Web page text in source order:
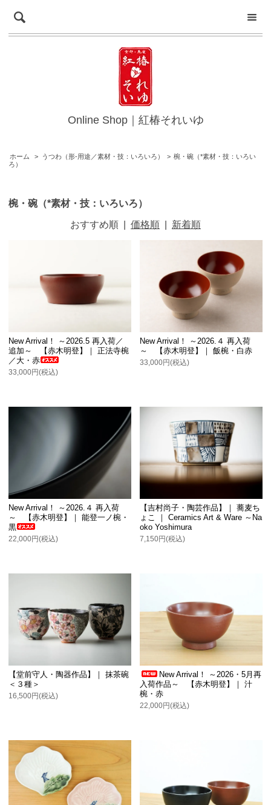
Online Shop｜紅椿それいゆ
ホーム > うつわ（形-用途／素材・技：いろいろ） > 椀・碗（*素材・技：いろい
ろ）
椀・碗（*素材・技：いろいろ）
おすすめ順 価格順 新着順
New Arrival！ ～2026.5 再入荷／
追加～ 【赤木明登】｜ 正法寺椀
／大・赤
33,000円(税込)
New Arrival！ ～2026.４ 再入荷
～ 【赤木明登】｜ 飯椀・白赤
33,000円(税込)
New Arrival！ ～2026.４ 再入荷
～ 【赤木明登】｜ 能登一ノ椀・
黒
22,000円(税込)
【吉村尚子・陶芸作品】｜ 蕎麦ち
ょこ ｜ Ceramics Art & Ware ～Na
oko Yoshimura
7,150円(税込)
【堂前守人・陶器作品】｜ 抹茶碗
＜３種＞
16,500円(税込)
New Arrival！ ～2026・5月再
入荷作品～ 【赤木明登】｜ 汁
椀・赤
22,000円(税込)